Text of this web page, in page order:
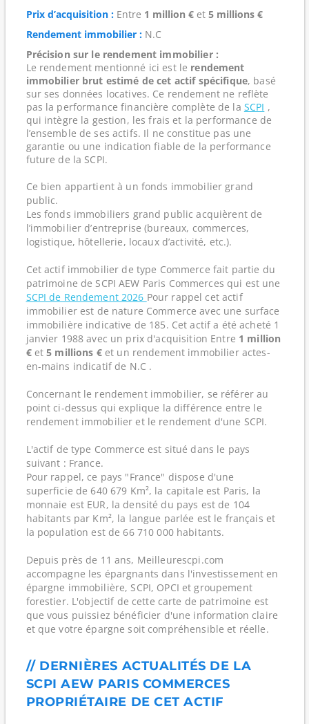
Prix d’acquisition :Entre 1 million €et 5 millions €
Rendement immobilier :N.C
Précision sur le rendement immobilier :
Le rendement mentionné ici est le rendement
immobilier brut estimé de cet actif spécifique, basé
sur ses données locatives. Ce rendement ne reflète
pas la performance financière complète de la SCPI ,
qui intègre la gestion, les frais et la performance de
l’ensemble de ses actifs. Il ne constitue pas une
garantie ou une indication fiable de la performance
future de la SCPI.
Ce bien appartient à un fonds immobilier grand
public.
Les fonds immobiliers grand public acquièrent de
l’immobilier d’entreprise (bureaux, commerces,
logistique, hôtellerie, locaux d’activité, etc.).
Cet actif immobilier de type Commerce fait partie du
patrimoine de SCPI AEW Paris Commerces qui est une
SCPI de Rendement 2026 Pour rappel cet actif
immobilier est de nature Commerce avec une surface
immobilière indicative de 185. Cet actif a été acheté 1
janvier 1988 avec un prix d'acquisition Entre 1 million
€et5 millions €et un rendement immobilier actes-
en-mains indicatif de N.C .
Concernant le rendement immobilier, se référer au
point ci-dessus qui explique la différence entre le
rendement immobilier et le rendement d'une SCPI.
L'actif de type Commerce est situé dans le pays
suivant : France.
Pour rappel, ce pays "France" dispose d'une
superficie de 640 679 Km², la capitale est Paris, la
monnaie est EUR, la densité du pays est de 104
habitants par Km², la langue parlée est le français et
la population est de 66 710 000 habitants.
Depuis près de 11 ans, Meilleurescpi.com
accompagne les épargnants dans l'investissement en
épargne immobilière, SCPI, OPCI et groupement
forestier. L'objectif de cette carte de patrimoine est
que vous puissiez bénéficier d'une information claire
et que votre épargne soit compréhensible et réelle.
// DERNIÈRES ACTUALITÉS DE LA
SCPI AEW PARIS COMMERCES
PROPRIÉTAIRE DE CET ACTIF